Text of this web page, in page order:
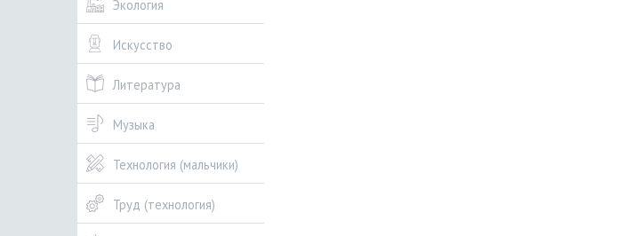
Экология
Искусство
Литература
Музыка
Технология (мальчики)
Труд (технология)